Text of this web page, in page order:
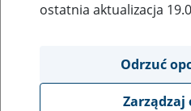
Szkolenia
Obszar merytoryczny
obsługa klientów
ostatnia aktualizacja
Odrzuć
Zarządzaj